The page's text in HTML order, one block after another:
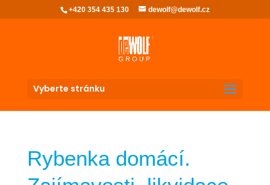
+420 354 435 130 dewolf@dewolf.cz
Vyberte stránku
Rybenka domácí.